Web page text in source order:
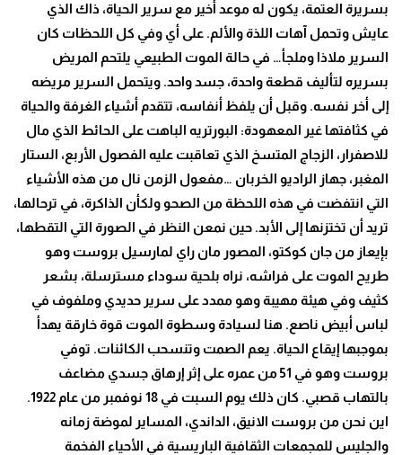
بسريرة العتمة، يكون له موعد أخير مع سرير الحياة، ذاك الذي
عايش وتحمل آهات اللذة والألم. على أي وفي كل اللحظات كان
السرير ملاذا وملجأ… في حالة الموت الطبيعي يلتحم المريض
بسريره لتأليف قطعة واحدة، جسد واحد. ويتحمل السرير مريضه
إلى أخر نفسه. وقبل أن يلفظ أنفاسه، تتقدم أشياء الغرفة والحياة
في كثافتها غير المعهودة: البورتريه الباهت على الحائط الذي مال
للاصفرار، الزجاج المتسخ الذي تعاقبت عليه الفصول الأربع، الستار
المغبر، جهاز الراديو الخربان …مفعول الزمن نال من هذه الأشياء
التي انتفضت في هذه اللحظة من الصحو ولكأن الذاكرة، في ترحالها،
تريد أن تختزنها إلى الأبد. حين نمعن النظر في الصورة التي التقطها،
بإيعاز من جان كوكتو، المصور مان راي لمارسيل بروست وهو
طريح الموت على فراشه، نراه بلحية سوداء مسترسلة، بشعر
كثيف وفي هيئة مهيبة وهو ممدد على سرير حديدي وملفوف في
لباس أبيض ناصع. هنا لسيادة وسطوة الموت قوة خارقة يهدأ
بموجبها إيقاع الحياة. يعم الصمت وتنسحب الكائنات. توفي
بروست وهو في 51 من عمره على إثر إرهاق جسدي مضاعف
بالتهاب قصبي. كان ذلك يوم السبت في 18 نوفمبر من عام 1922.
اين نحن من بروست الانيق، الداندي، المساير لموضة زمانه
والجليس للمجمعات الثقافية الباريسية في الأحياء الفخمة